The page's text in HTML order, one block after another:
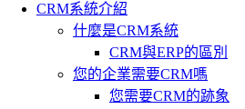
CRM系統介紹
什麼是CRM系統
CRM與ERP的區別
您的企業需要CRM嗎
您需要CRM的跡象